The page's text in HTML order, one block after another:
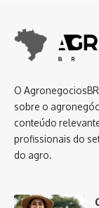
O
sobre o
conteúdo
profissionais do
do agro.